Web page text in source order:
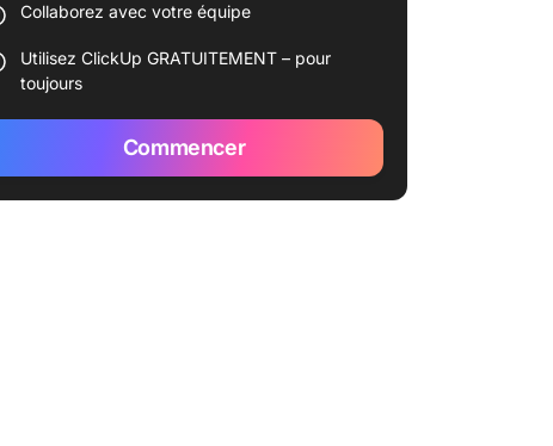
Collaborez avec votre équipe
Utilisez ClickUp GRATUITEMENT – pour
toujours
Commencer